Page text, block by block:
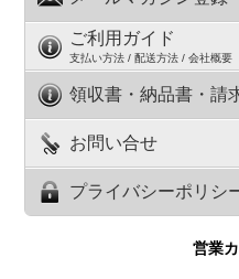
ご利用ガイド
支払い方法 / 配送方法 / 会社概要
領収書・納品書・請
お問い合せ
プライバシーポリシ
営業